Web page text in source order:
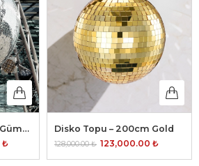
Disko Topu – 200cm Gümüş
₺
Disko Topu – 200cm Gold
128,000.00₺ 123,000.00 ₺